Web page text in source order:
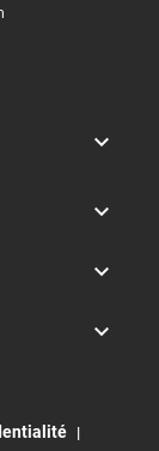



